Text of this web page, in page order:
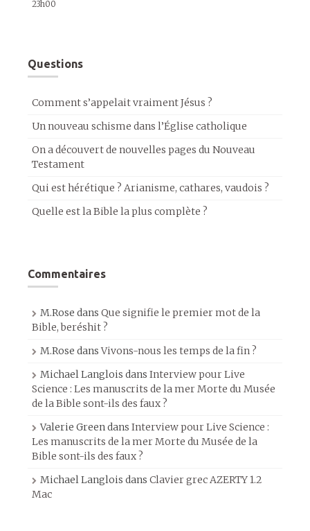
23h00
Questions
Comment s’appelait vraiment Jésus ?
Un nouveau schisme dans l’Église catholique
On a découvert de nouvelles pages du Nouveau
Testament
Qui est hérétique ? Arianisme, cathares, vaudois ?
Quelle est la Bible la plus complète ?
Commentaires
M.Rose dans Que signifie le premier mot de la
Bible, beréshit ?
M.Rose dansVivons-nous les temps de la fin ?
Michael Langlois dans Interview pour Live
Science : Les manuscrits de la mer Morte du Musée
de la Bible sont-ils des faux ?
Valerie Greendans Interview pour Live Science :
Les manuscrits de la mer Morte du Musée de la
Bible sont-ils des faux ?
Michael Langlois dans Clavier grec AZERTY 1.2
Mac